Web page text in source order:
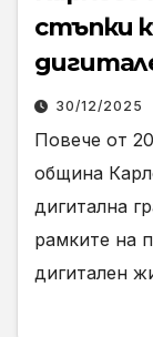
стъпки
30/12/2025
Повече от
община
дигитална
рамките на
дигитален